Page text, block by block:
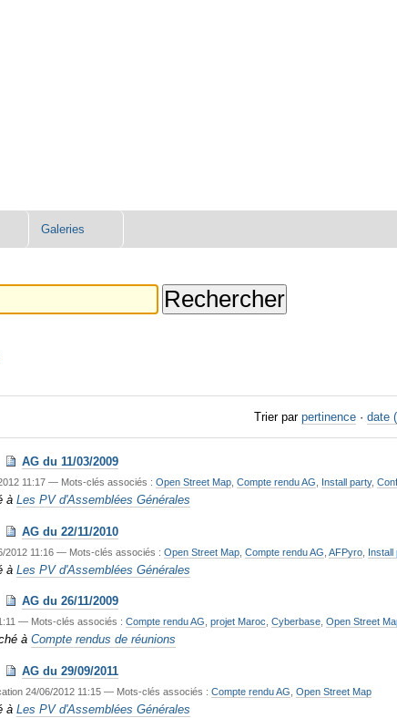
Galeries
Trier par pertinence · date
AG du 11/03/2009
11:17 — Mots-clés associés : Open Street Map, Compte rendu AG Install party,
à Les PV d'Assemblées Générales
AG du 22/11/2010
2012 11:16— Mots-clés associés :Open Street Map ,Compte rendu AG ,AFPyro Install
à Les PV d'Assemblées Générales
AG du 26/11/2009
— Mots-clés associés : Compte rendu AG projet Maroc Cyberbase, Open Street
à Compte rendus de réunions
AG du 29/09/2011
24/06/2012 11:15— Mots-clés associés :Compte rendu AG ,Open Street Map
à Les PV d'Assemblées Générales